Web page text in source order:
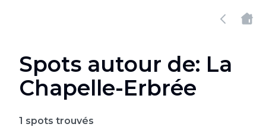
Spots autour de: La
Chapelle-Erbrée
1 spots trouvés